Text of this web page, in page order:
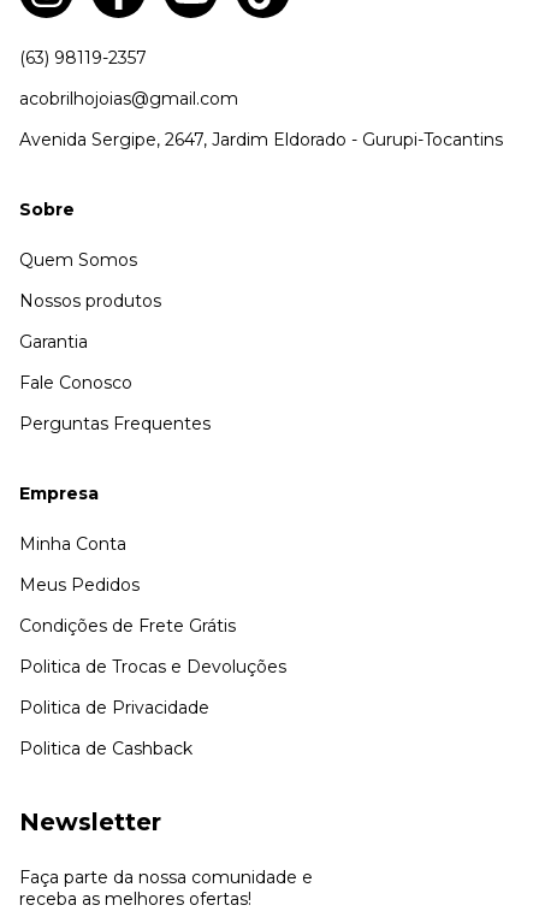
(63) 98119-2357
acobrilhojoias@gmail.com
Avenida Sergipe, 2647, Jardim Eldorado - Gurupi-Tocantins
Sobre
Quem Somos
Nossos produtos
Garantia
Fale Conosco
Perguntas Frequentes
Empresa
Minha Conta
Meus Pedidos
Condições de Frete Grátis
Politica de Trocas e Devoluções
Politica de Privacidade
Politica de Cashback
Newsletter
Faça parte da nossa comunidade e
receba as melhores ofertas!